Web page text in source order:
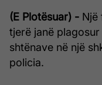
(E Plotësuar) - Një
tjerë janë
shtënave në një
policia.